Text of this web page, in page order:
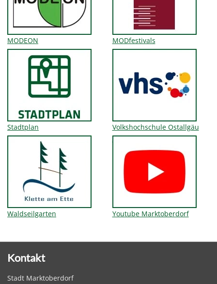
MODEON MODfestivals
Stadtplan
Volkshochschule Ostallgäu
Mitte gGmbH
Waldseilgarten Youtube Marktoberdorf
Kontakt
Stadt Marktoberdorf